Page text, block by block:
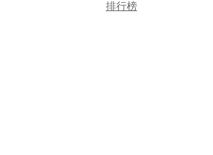
排行榜